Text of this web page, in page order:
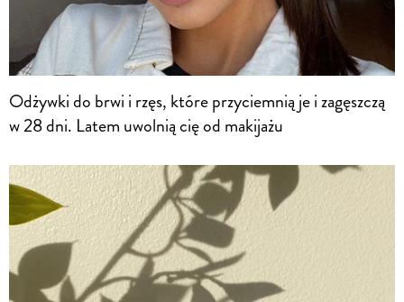
Odżywki do brwi i rzęs, które przyciemnią je i zagęszczą
w 28 dni. Latem uwolnią cię od makijażu